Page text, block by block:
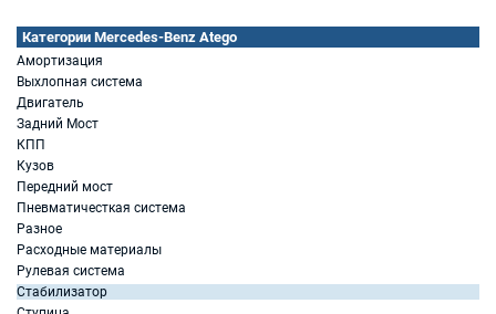
Категории Mercedes-Benz Atego
Амортизация
Выхлопная система
Двигатель
Задний Мост
КПП
Кузов
Передний мост
Пневматичесткая система
Разное
Расходные материалы
Рулевая система
Стабилизатор